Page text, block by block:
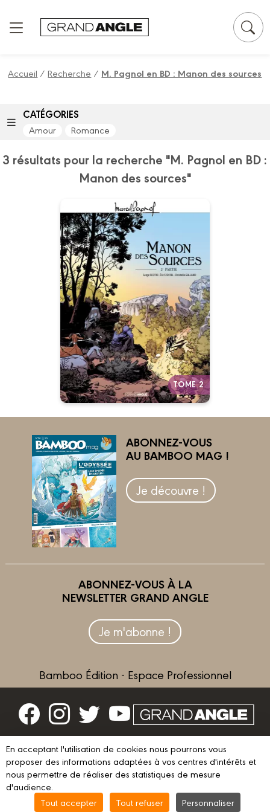
Accueil /Recherche / M. Pagnol en BD : Manon des sources
CATÉGORIES
Amour Romance
3 résultats pour la recherche "M. Pagnol en BD :
Manon des sources"
TOME 2
M. Pagnol en BD :
Manon des
sources
Vol. 02/2
Date de parution :
01/09/2021
Papet !… La source ! La source
!… Elle s’est arrêtée ! Depuis ce
matin, ça ne coule plus !… Plus
une goutte !”
Autres tomes
ABONNEZ-VOUS
AU BAMBOO MAG !
Je découvre !
ABONNEZ-VOUS À LA
NEWSLETTER GRAND ANGLE
Je m'abonne !
Bamboo Édition - Espace Professionnel
Contactez-nous
Devenir partenaire
© 2023 GRAND ANGLE Mentions légales Conditions d’utilisation
En acceptant l'utilisation de cookies nous pourrons vous
proposer des informations adaptées à vos centres d'intérêts et
nous permettre de réaliser des statistiques de mesure
d'audience.
Tout accepter
Tout refuser Personnaliser